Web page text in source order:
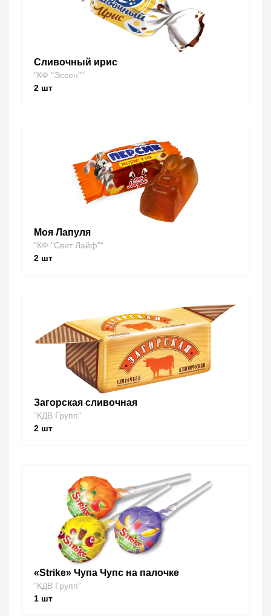
Сливочный ирис
"КФ "Эссен""
2 шт
Моя Лапуля
"КФ "Свит Лайф""
2 шт
Загорская сливочная
"КДВ Групп"
2 шт
«Strike» Чупа Чупс на палочке
"КДВ Групп"
1 шт